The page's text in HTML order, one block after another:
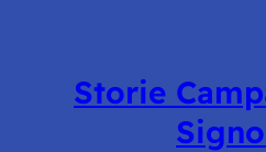
Storie